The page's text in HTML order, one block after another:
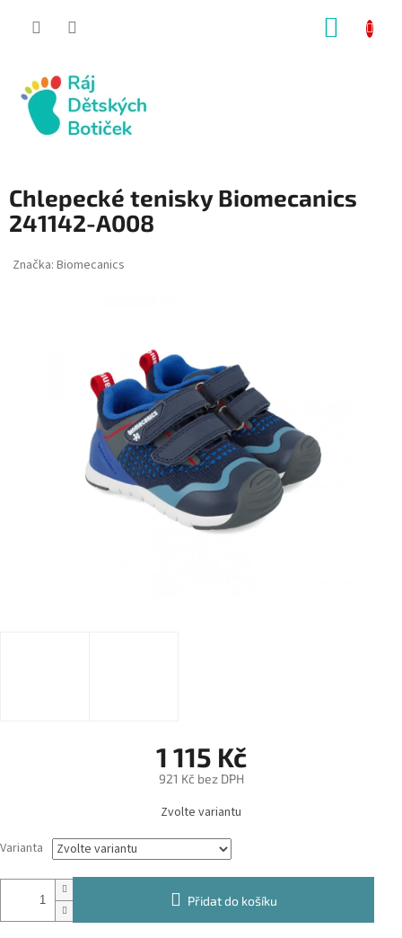
Chlepecké tenisky Biomecanics
241142-A008
Značka: Biomecanics
1 115 Kč
921 Kč bez DPH
Měrná
cena:
Zvolte variantu
Varianta
Přidat do košíku